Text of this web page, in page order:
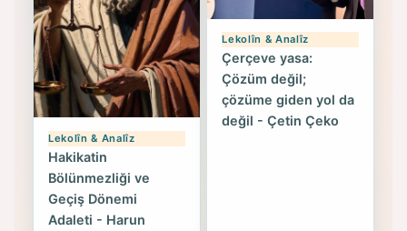
Lekolîn & Analîz
Hakikatin
Bölünmezliği ve
Geçiş Dönemi
Adaleti - Harun
Lekolîn & Analîz
Çerçeve yasa:
Çözüm değil;
çözüme giden yol da
değil - Çetin Çeko